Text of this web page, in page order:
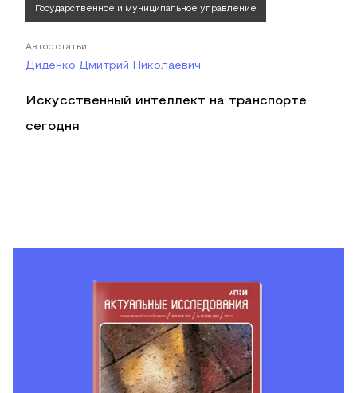
Государственное и муниципальное управление
Автор статьи
Диденко Дмитрий Николаевич
Искусственный интеллект на транспорте
сегодня